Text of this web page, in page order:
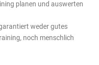
planen und auswerten
weder gutes
noch menschlich